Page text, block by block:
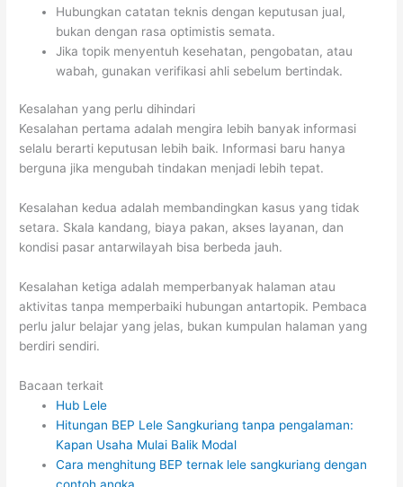
Hubungkan catatan teknis dengan keputusan jual,
bukan dengan rasa optimistis semata.
Jika topik menyentuh kesehatan, pengobatan, atau
wabah, gunakan verifikasi ahli sebelum bertindak.
Kesalahan yang perlu dihindari
Kesalahan pertama adalah mengira lebih banyak informasi
selalu berarti keputusan lebih baik. Informasi baru hanya
berguna jika mengubah tindakan menjadi lebih tepat.
Kesalahan kedua adalah membandingkan kasus yang tidak
setara. Skala kandang, biaya pakan, akses layanan, dan
kondisi pasar antarwilayah bisa berbeda jauh.
Kesalahan ketiga adalah memperbanyak halaman atau
aktivitas tanpa memperbaiki hubungan antartopik. Pembaca
perlu jalur belajar yang jelas, bukan kumpulan halaman yang
berdiri sendiri.
Bacaan terkait
Hub Lele
Hitungan BEP Lele Sangkuriang tanpa pengalaman:
Kapan Usaha Mulai Balik Modal
Cara menghitung BEP ternak lele sangkuriang dengan
contoh angka